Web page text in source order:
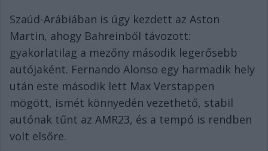
Szaúd-Arábiában is úgy kezdett az Aston
Martin, ahogy Bahreinből távozott:
gyakorlatilag a mezőny második legerősebb
autójaként. Fernando Alonso egy harmadik hely
után este második lett Max Verstappen
mögött, ismét könnyedén vezethető, stabil
autónak tűnt az AMR23, és a tempó is rendben
volt elsőre.